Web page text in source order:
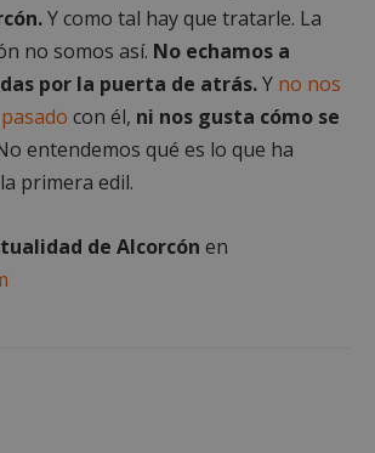
Y como tal hay que tratarle. La
no somos así. No echamos a
por la puerta de atrás.Y no nos
con él, ni nos gusta cómo se
entendemos qué es lo que ha
primera edil.
de Alcorcón en